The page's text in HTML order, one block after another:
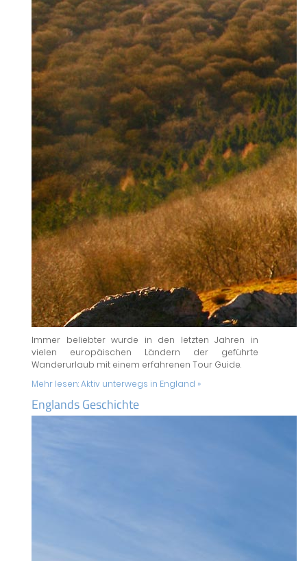
Immer beliebter wurde in den letzten Jahren in
vielen europäischen Ländern der geführte
Wanderurlaub mit einem erfahrenen Tour Guide.
Mehr lesen:Aktiv unterwegs in England »
Englands Geschichte